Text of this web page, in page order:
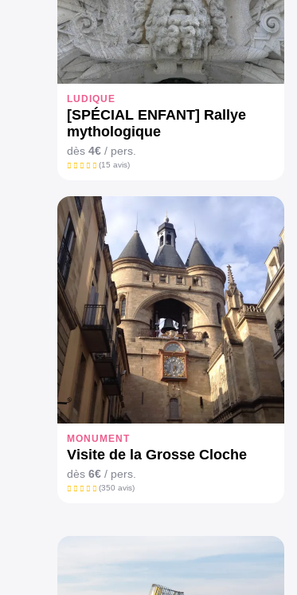
LUDIQUE
[SPÉCIAL ENFANT] Rallye
mythologique
dès 4€ / pers.
(15 avis)
MONUMENT
Visite de la Grosse Cloche
dès 6€ / pers.
(350 avis)